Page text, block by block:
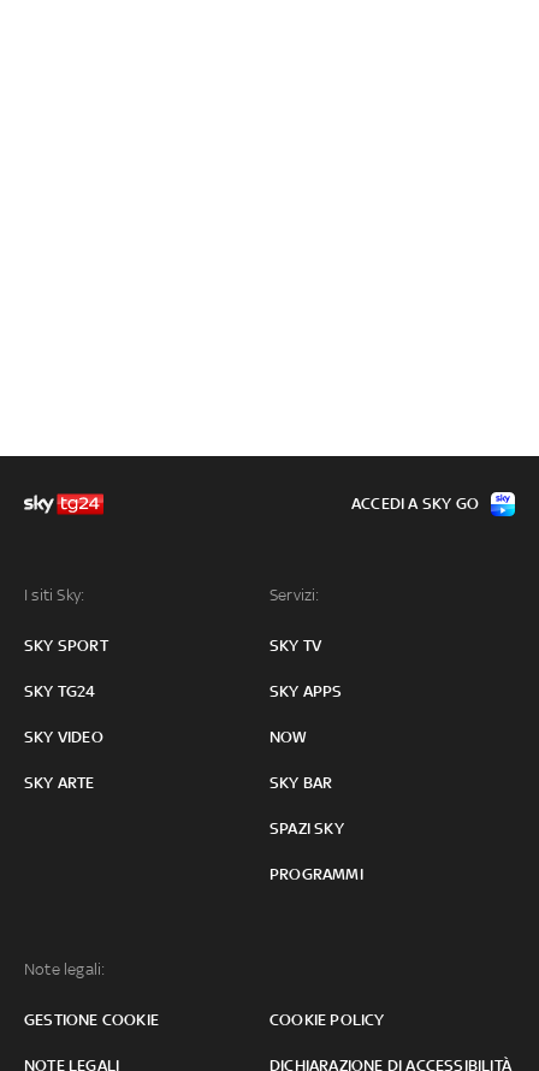
I siti Sky:
SKY SPORT
SKY TG24
SKY VIDEO
SKY ARTE
Servizi:
SKY TV
SKY APPS
NOW
SKY BAR
SPAZI SKY
PROGRAMMI
Note legali:
GESTIONE COOKIE COOKIE POLICY
NOTE LEGALI DICHIARAZIONE DI ACCESSIBILITÀ
ACCEDI A SKY GO